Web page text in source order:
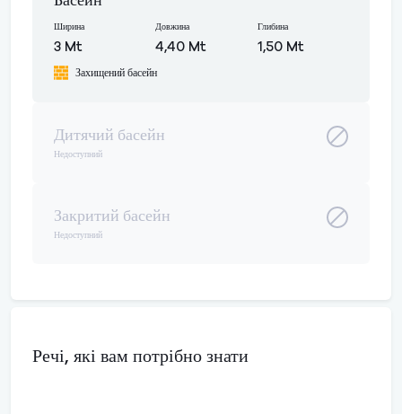
Ширина
3 Mt
Довжина
4,40 Mt
Глибина
1,50 Mt
Захищений басейн
Дитячий басейн
Недоступний
Закритий басейн
Недоступний
Речі, які вам потрібно знати